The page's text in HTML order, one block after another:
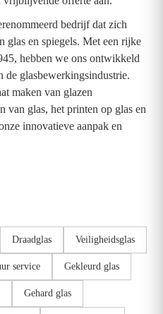
bedrijf dat zich
glas en spiegels. Met een rijke
hebben we ons ontwikkeld
de glasbewerkingsindustrie.
maken van glazen
van glas, het printen op glas en
innovatieve aanpak en
Draadglas Veiligheidsglas
service Gekleurd glas
Gehard glas